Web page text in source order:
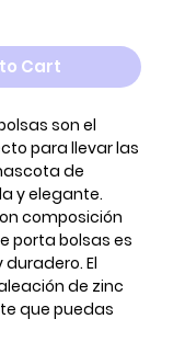
Cart
son el
para llevar las
de
y elegante.
composición
porta bolsas es
El
de zinc
que puedas